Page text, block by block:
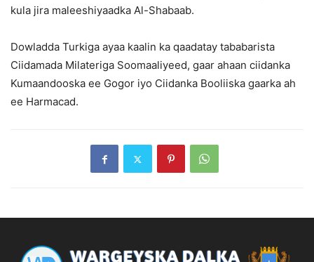
kula jira maleeshiyaadka Al-Shabaab.
Dowladda Turkiga ayaa kaalin ka qaadatay tababarista
Ciidamada Milateriga Soomaaliyeed, gaar ahaan ciidanka
Kumaandooska ee Gogor iyo Ciidanka Booliiska gaarka ah
ee Harmacad.